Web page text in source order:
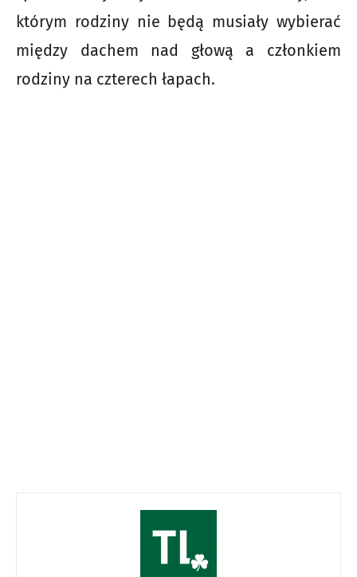
którym rodziny nie będą musiały wybierać
między dachem nad głową a członkiem
rodziny na czterech łapach.